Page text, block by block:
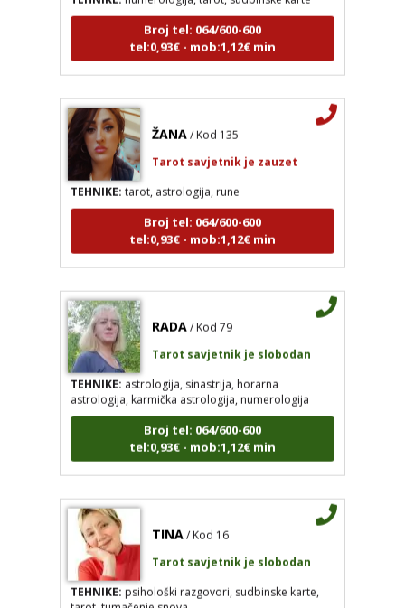
Broj tel: 064/600-600
tel:0,93€ - mob:1,12€ min
Tarot savjetnik je zauzet
TEHNIKE:tarot, astrologija, rune
Broj tel: 064/600-600
tel:0,93€ - mob:1,12€ min
Tarot savjetnik je slobodan
TEHNIKE:astrologija, sinastrija, horarna
astrologija, karmička astrologija, numerologija
Broj tel: 064/600-600
tel:0,93€ - mob:1,12€ min
Tarot savjetnik je slobodan
TEHNIKE:
psihološki razgovori, sudbinske karte,
tarot, tumačenje snova